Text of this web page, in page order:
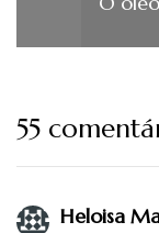
55
Heloisa